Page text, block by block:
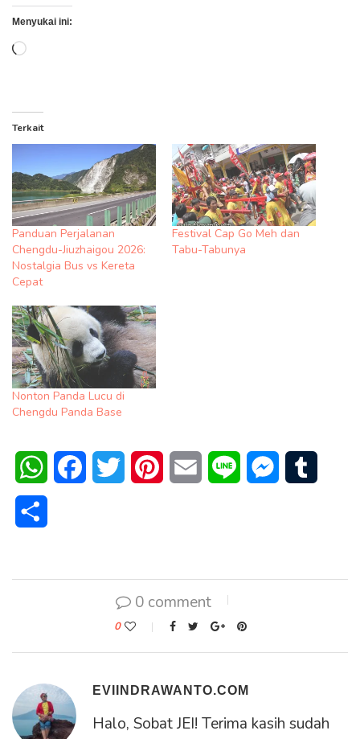
Menyukai ini:
Memuat...
Terkait
Panduan Perjalanan
Chengdu-Jiuzhaigou 2026:
Nostalgia Bus vs Kereta
Cepat
Festival Cap Go Meh dan
Tabu-Tabunya
Nonton Panda Lucu di
Chengdu Panda Base
WhatsAppFacebookTwitter PinterestEmail Line Messenger
0 comment
0
EVIINDRAWANTO.COM
Halo, Sobat JEI! Terima kasih sudah